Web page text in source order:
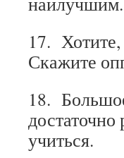
17.
Скажите
18.
учиться.